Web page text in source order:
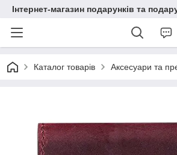
Інтернет-магазин подарунків та
Каталог товарів Аксесуари та